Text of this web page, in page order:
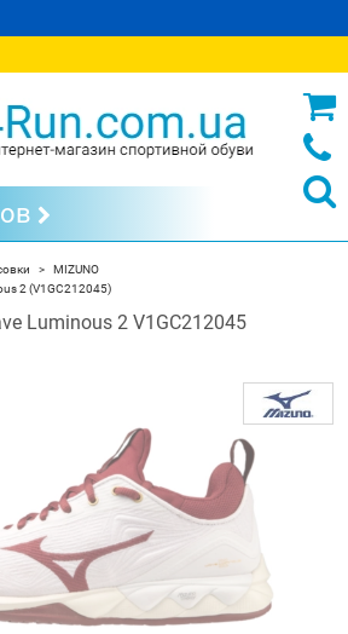
MIZUNO
2 (V1GC212045)
Luminous 2 V1GC212045